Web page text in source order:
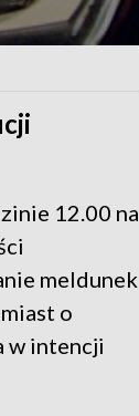
12.00 na
meldunek
o
w intencji